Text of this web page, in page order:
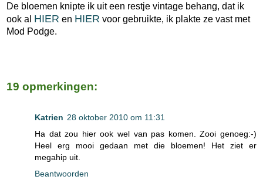
De bloemen knipte ik uit een restje vintage behang, dat ik
ook al HIER en HIER voor gebruikte, ik plakte ze vast met
Mod Podge.
19 opmerkingen:
Katrien 28 oktober 2010 om 11:31
Ha dat zou hier ook wel van pas komen. Zooi genoeg:-)
Heel erg mooi gedaan met die bloemen! Het ziet er
megahip uit.
Beantwoorden